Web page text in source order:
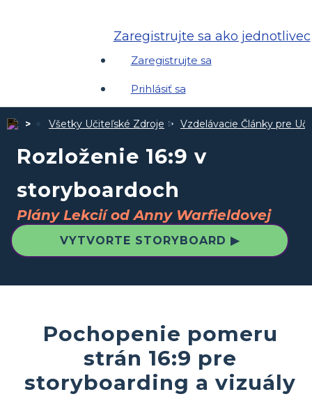
Zaregistrujte sa ako jednotlivec
Zaregistrujte sa
Prihlásiť sa
Všetky Učiteľské Zdroje Vzdelávacie Články pre
Rozloženie 16:9 v
storyboardoch
Plány Lekcií od Anny Warfieldovej
VYTVORTE STORYBOARD ▶
Pochopenie pomeru
strán 16:9 pre
storyboarding a vizuály